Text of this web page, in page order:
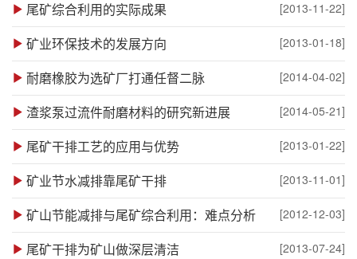
尾矿综合利用的实际成果 [2013-11-22]
矿业环保技术的发展方向 [2013-01-18]
耐磨橡胶为选矿厂打通任督二脉 [2014-04-02]
渣浆泵过流件耐磨材料的研究新进展 [2014-05-21]
尾矿干排工艺的应用与优势 [2013-01-22]
矿业节水减排靠尾矿干排 [2013-11-01]
矿山节能减排与尾矿综合利用：难点分析 [2012-12-03]
尾矿干排为矿山做深层清洁 [2013-07-24]